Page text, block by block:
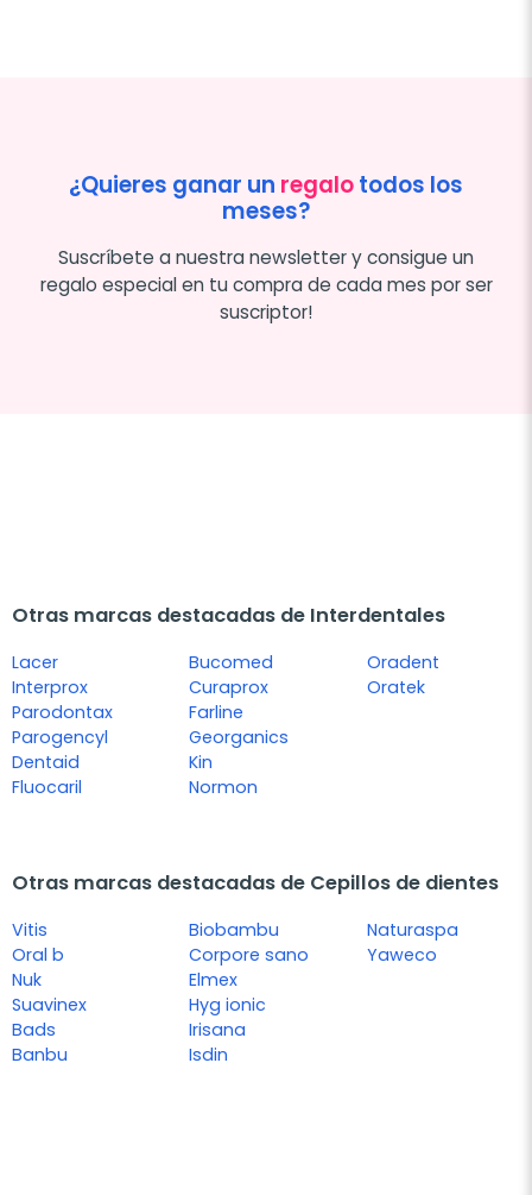
¿Quieres ganar un regalotodos los
meses?
Suscríbete a nuestra newsletter y consigue un
regalo especial en tu compra de cada mes por ser
suscriptor!
Otras marcas destacadas de Interdentales
Lacer
Interprox
Parodontax
Parogencyl
Dentaid
Fluocaril
Bucomed
Curaprox
Farline
Georganics
Kin
Normon
Oradent
Oratek
Otras marcas destacadas de Cepillos de dientes
Vitis
Oral b
Nuk
Suavinex
Bads
Banbu
Biobambu
Corpore sano
Elmex
Hyg ionic
Irisana
Isdin
Naturaspa
Yaweco